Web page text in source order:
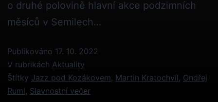
o druhé polovině hlavní akce podzimních
měsíců v Semilech…
Publikováno 17. 10. 2022
V rubrikách Aktuality
Štítky Jazz pod Kozákovem, Martin Kratochvíl, Ondřej
Ruml, Slavnostní večer